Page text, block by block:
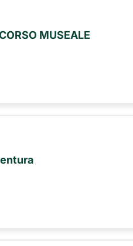
MUSEALE